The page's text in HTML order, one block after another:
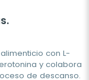
con L-
y colabora
de descanso.